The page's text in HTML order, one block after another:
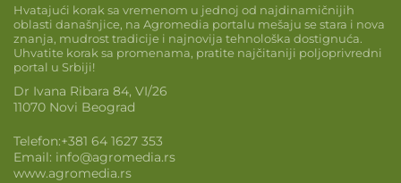
Hvatajući korak sa vremenom u jednoj od najdinamičnijih
oblasti današnjice, na Agromedia portalu mešaju se stara i nova
znanja, mudrost tradicije i najnovija tehnološka dostignuća.
Uhvatite korak sa promenama, pratite najčitaniji poljoprivredni
portal u Srbiji!
Dr Ivana Ribara 84, VI/26
11070 Novi Beograd
Telefon:+381 64 1627 353
Email: info@agromedia.rs
www.agromedia.rs